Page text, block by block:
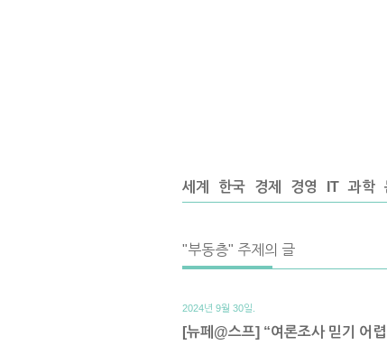
세계 한국 경제 경영 IT 과학
"부동층" 주제의 글
2024년 9월 30일.
[뉴페@스프] “여론조사 믿기 어